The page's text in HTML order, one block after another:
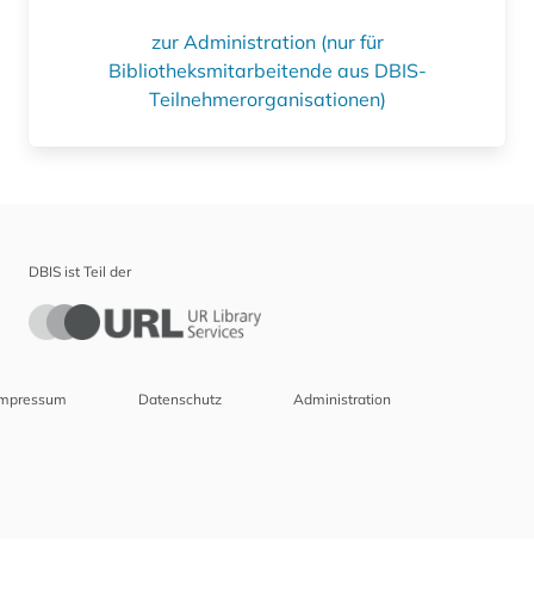
zur Administration (nur für
Bibliotheksmitarbeitende aus DBIS-
Teilnehmerorganisationen)
DBIS ist Teil der
Datenschutz Administration